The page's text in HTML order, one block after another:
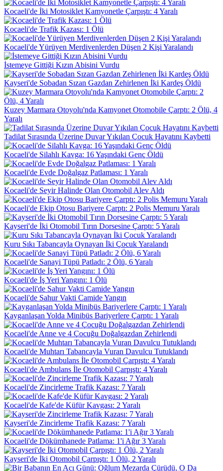
Kocaeli'de İki Motosiklet Kamyonetle Çarpıştı: 4 Yaralı
Kocaeli'de Trafik Kazası: 1 Ölü
Kocaeli'de Yürüyen Merdivenlerden Düşen 2 Kişi Yaralandı
İstemeye Gittiği Kızın Abisini Vurdu
Kayseri'de Sobadan Sızan Gazdan Zehirlenen İki Kardeş Öldü
Kuzey Marmara Otoyolu'nda Kamyonet Otomobile Çarptı: 2 Ölü, 4
Yaralı
Tadilat Sırasında Üzerine Duvar Yıkılan Çocuk Hayatını Kaybetti
Kocaeli'de Silahlı Kavga: 16 Yaşındaki Genç Öldü
Kocaeli'de Evde Doğalgaz Patlaması: 1 Yaralı
Kocaeli'de Seyir Halinde Olan Otomobil Alev Aldı
Kocaeli'de Ekip Otosu Bariyere Çarptı: 2 Polis Memuru Yaralı
Kayseri'de İki Otomobil Tırın Dorsesine Çarptı: 5 Yaralı
Kuru Sıkı Tabancayla Oynayan İki Çocuk Yaralandı
Kocaeli'de Sanayi Tüpü Patladı: 2 Ölü, 6 Yaralı
Kocaeli'de İş Yeri Yangını: 1 Ölü
Kocaeli'de Sahur Vakti Camide Yangın
Kayganlaşan Yolda Minibüs Bariyerlere Çarptı: 1 Yaralı
Kocaeli'de Anne ve 4 Çocuğu Doğalgazdan Zehirlendi
Kocaeli'de Muhtarı Tabancayla Vuran Davulcu Tutuklandı
Kocaeli'de Ambulans İle Otomobil Çarpıştı: 4 Yaralı
Kocaeli'de Zincirleme Trafik Kazası: 7 Yaralı
Kocaeli'de Kafe'de Küfür Kavgası: 2 Yaralı
Kayseri'de Zincirleme Trafik Kazası: 7 Yaralı
Kocaeli'de Dökümhanede Patlama: 1'i Ağır 3 Yaralı
Kayseri'de İki Otomobil Çarpıştı: 1 Ölü, 2 Yaralı